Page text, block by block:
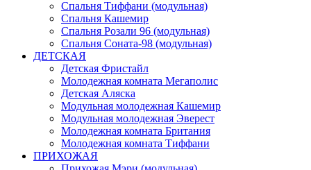
Спальня Тиффани (модульная)
Спальня Кашемир
Спальня Розали 96 (модульная)
Спальня Соната-98 (модульная)
ДЕТСКАЯ
Детская Фристайл
Молодежная комната Мегаполис
Детская Аляска
Модульная молодежная Кашемир
Модульная молодежная Эверест
Молодежная комната Британия
Молодежная комната Тиффани
ПРИХОЖАЯ